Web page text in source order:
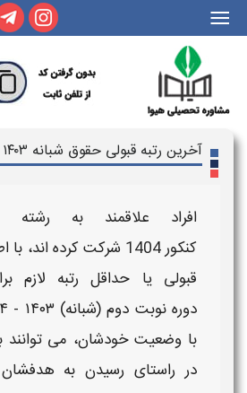
|||
آخرین رتبه قبولی حقوق شبانه ۱۴۰۳ - ۱۴۰۴
افراد علاقمند به رشته
کنکور1404 شرکت کرده اند، با
قبولییا حداقل رتبه لازم
دورهنوبت دوم(شبانه) ۱۴۰۳ - ۱۴۰۴​
با وضعیت خودشان، می توانند
در راستای رسیدن به